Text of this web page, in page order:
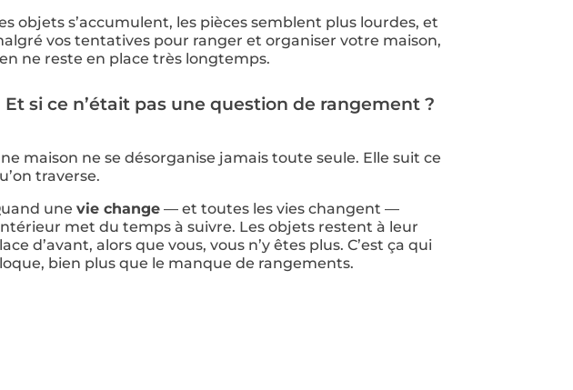
objets s’accumulent, les pièces semblent plus lourdes, et
vos tentatives pour ranger et organiser votre maison,
ne reste en place très longtemps.
Et si ce n’était pas une question de rangement ?
maison ne se désorganise jamais toute seule. Elle suit ce
traverse.
une vie change— et toutes les vies changent —
met du temps à suivre. Les objets restent à leur
d’avant, alors que vous, vous n’y êtes plus. C’est ça qui
bien plus que le manque de rangements.